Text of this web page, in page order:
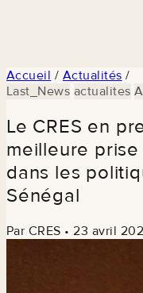
Accueil / Actualités /
Last_News actualites
Le CRES en
meilleure
dans les
Sénégal
Par CRES • 23 avril